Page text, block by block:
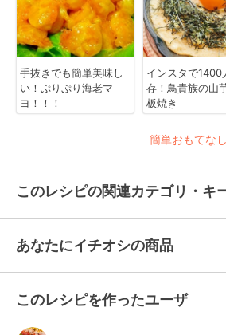
手抜きでも簡単美味し
い！ぷりぷり海老マ
ヨ！！！
インスタで1400
存！鳥貴族の山
板焼き
簡単おもてな
このレシピの関連カテゴリ・キ
あなたにイチオシの商品
このレシピを作ったユーザ